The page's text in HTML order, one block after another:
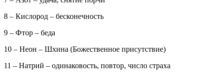
8 – Кислород – бесконечность
9 – Фтор – беда
10 – Неон – Шхина (Божественное присутствие)
11 – Натрий – одинаковость, повтор, число страха